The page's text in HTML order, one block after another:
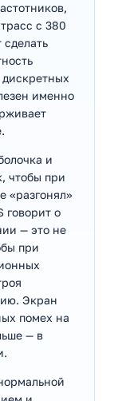
с 380
именно
и
чтобы при
«разгонял»
говорит о
— это не
при
Экран
помех на
— в